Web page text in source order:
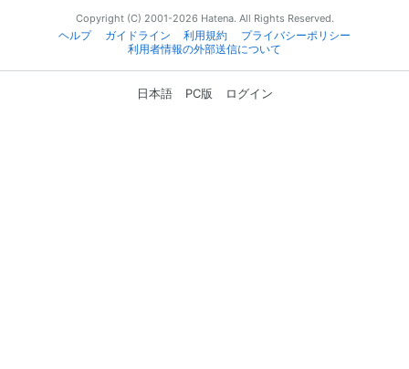
Copyright (C) 2001-2026 Hatena. All Rights Reserved.
ヘルプ
ガイドライン 利用規約
プライバシーポリシー
利用者情報の外部送信について
日本語 PC版 ログイン